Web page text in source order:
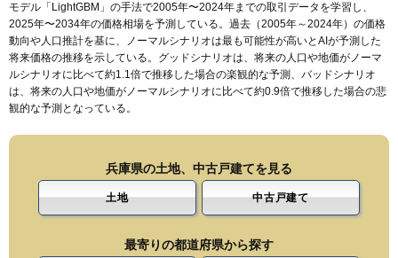
モデル「LightGBM」の手法で2005年〜2024年までの取引データを学習し、
2025年〜2034年の価格相場を予測している。過去（2005年～2024年）の価格
動向や人口推計を基に、ノーマルシナリオは最も可能性が高いとAIが予測した
将来価格の推移を示している。グッドシナリオは、将来の人口や地価がノーマ
ルシナリオに比べて約1.1倍で推移した場合の楽観的な予測、バッドシナリオ
は、将来の人口や地価がノーマルシナリオに比べて約0.9倍で推移した場合の悲
観的な予測となっている。
兵庫県の土地、中古戸建てを見る
土地 中古戸建て
最寄りの都道府県から探す